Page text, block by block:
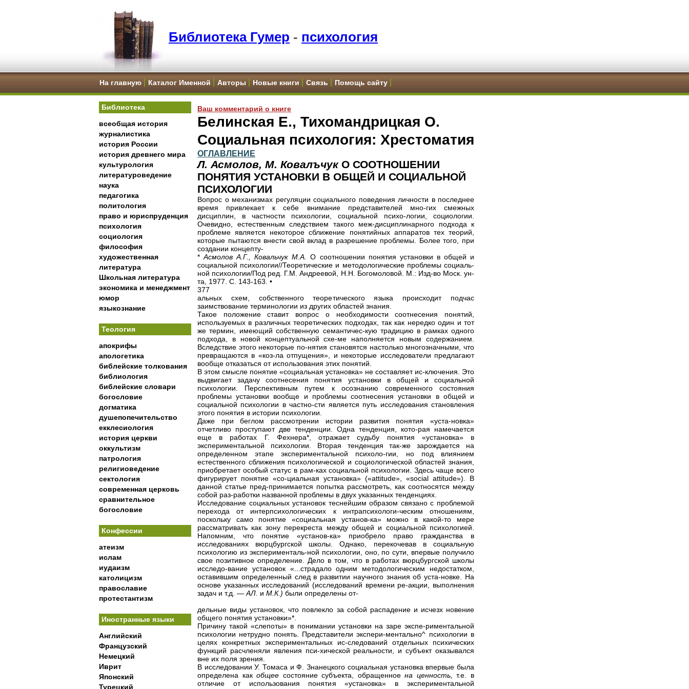
Библиотека Гумер - психология
На главную Каталог Именной Авторы Новые книги Связь Помощь сайту
Библиотека
всеобщая история
журналистика
история России
история древнего мира
культурология
литературоведение
наука
педагогика
политология
право и юриспруденция
психология
социология
философия
художественная
литература
Школьная литература
экономика и менеджмент
юмор
языкознание
Теология
апокрифы
апологетика
библейские толкования
библиология
библейские словари
богословие
догматика
душепопечительство
екклесиология
история церкви
оккультизм
патрология
религиоведение
сектология
современная церковь
сравнительное
богословие
Конфессии
атеизм
ислам
иудаизм
католицизм
православие
протестантизм
Иностранные языки
Английский
Французский
Немецкий
Иврит
Японский
Турецкий
Ваш комментарий о книге
Белинская Е., Тихомандрицкая О.
Социальная психология: Хрестоматия
ОГЛАВЛЕНИЕ
Л. Асмолов, М. Ковалъчук О СООТНОШЕНИИ
ПОНЯТИЯ УСТАНОВКИ В ОБЩЕЙ И СОЦИАЛЬНОЙ
ПСИХОЛОГИИ
Вопрос о механизмах регуляции социального поведения личности в последнее
время привлекает к себе внимание представителей мно-гих смежных
дисциплин, в частности психологии, социальной психо-логии, социологии.
Очевидно, естественным следствием такого меж-дисциплинарного подхода к
проблеме является некоторое сближение понятийных аппаратов тех теорий,
которые пытаются внести свой вклад в разрешение проблемы. Более того, при
создании концепту-
*Асмолов А.Г., Ковальчук М.А.О соотношении понятия установки в общей и
социальной психологии//Теоретические и методологические проблемы социаль-
ной психологии/Под ред. Г.М. Андреевой, Н.Н. Богомоловой. М.: Изд-во Моск. ун-
та, 1977. С. 143-163. •
377
альных схем, собственного теоретического языка происходит подчас
заимствование терминологии из других областей знания.
Такое положение ставит вопрос о необходимости соотнесения понятий,
используемых в различных теоретических подходах, так как нередко один и тот
же термин, имеющий собственную семантичес-кую традицию в рамках одного
подхода, в новой концептуальной схе-ме наполняется новым содержанием.
Вследствие этого некоторые по-нятия становятся настолько многозначными, что
превращаются в «коз-ла отпущения», и некоторые исследователи предлагают
вообще отказаться от использования этих понятий.
В этом смысле понятие «социальная установка» не составляет ис-ключения. Это
выдвигает задачу соотнесения понятия установки в общей и социальной
психологии. Перспективным путем к осознанию современного состояния
проблемы установки вообще и проблемы соотнесения установки в общей и
социальной психологии в частно-сти является путь исследования становления
этого понятия в истории психологии.
Даже при беглом рассмотрении истории развития понятия «уста-новка»
отчетливо проступают две тенденции. Одна тенденция, кото-рая намечается
еще в работах Г. Фехнера*, отражает судьбу понятия «установка» в
экспериментальной психологии. Вторая тенденция так-же зарождается на
определенном этапе экспериментальной психоло-гии, но под влиянием
естественного сближения психологической и социологической областей знания,
приобретает особый статус в рам-ках социальной психологии. Здесь чаще всего
фигурирует понятие «со-циальная установка» («attitude», «social attitude»). В
данной статье пред-принимается попытка рассмотреть, как соотносятся между
собой раз-работки названной проблемы в двух указанных тенденциях.
Исследование социальных установок теснейшим образом связано с проблемой
перехода от интерпсихологических к интрапсихологи-ческим отношениям,
поскольку само понятие «социальная установ-ка» можно в какой-то мере
рассматривать как зону перекреста между общей и социальной психологией.
Напомним, что понятие «установ-ка» приобрело право гражданства в
исследованиях вюрцбургской школы. Однако, перекочевав в социальную
психологию из эксперименталь-ной психологии, оно, по сути, впервые получило
свое позитивное определение. Дело в том, что в работах вюрцбургской школы
исследо-вание установок «...страдало одним методологическим недостатком,
оставившим определенный след в развитии научного знания об уста-новке. На
основе указанных исследований (исследований времени ре-акции, выполнения
задач и т.д. — АЛ. и М.К.) были определены от-
дельные виды установок, что повлекло за собой распадение и исчезх новение
общего понятия установки»*.
Причину такой «слепоты» в понимании установки на заре экспе-риментальной
психологии нетрудно понять. Представители экспери-ментально^ психологии в
целях конкретных экспериментальных ис-следований отдельных психических
функций расчленяли явления пси-хической реальности, и субъект оказывался
вне их поля зрения.
В исследовании У. Томаса и Ф. Знанецкого социальная установка впервые была
определена какобщее состояние субъекта, обращенноена ценность,т.е. в
отличие от использования понятия «установка» в экспериментальной